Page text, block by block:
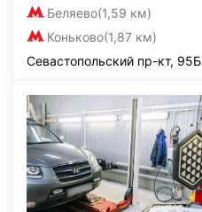
Беляево(1,59 км)
Коньково(1,87 км)
Севастопольский пр-кт, 95Б